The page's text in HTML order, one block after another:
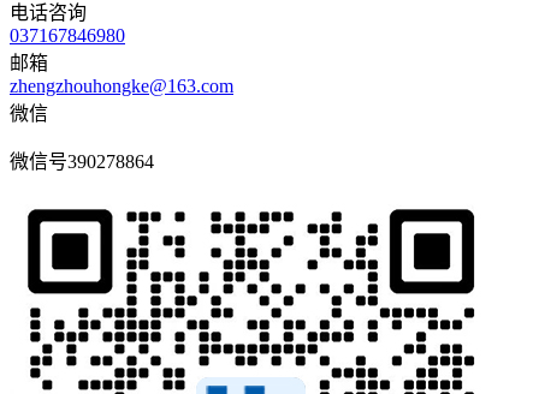
电话咨询
037167846980
邮箱
zhengzhouhongke@163.com
微信
微信号390278864